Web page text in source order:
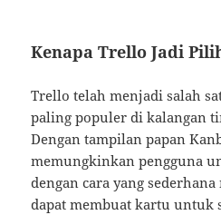
Kenapa Trello Jadi
Trello telah menjadi salah
paling populer di kalangan
Dengan tampilan papan
memungkinkan pengguna
dengan cara yang
dapat membuat kartu untuk